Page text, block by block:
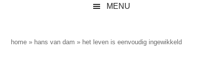
p
i
MENU
home » hans van dam » het leven is eenvoudig ingewikkeld